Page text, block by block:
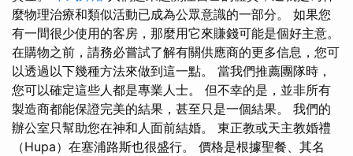
麼物理治療和類似活動已成為公眾意識的一部分。 如果您
有一間很少使用的客房，那麼用它來賺錢可能是個好主意。
在購物之前，請務必嘗試了解有關供應商的更多信息，您可
以透過以下幾種方法來做到這一點。 當我們推薦團隊時，
您可以確定這些人都是專業人士。 但不幸的是，並非所有
製造商都能保證完美的結果，甚至只是一個結果。 我們的
辦公室只幫助您在神和人面前結婚。 東正教或天主教婚禮
（Hupa）在塞浦路斯也很盛行。 價格是根據聖餐、其名